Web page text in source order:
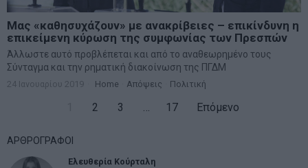
Μας «καθησυχάζουν» με ανακρίβειες – επικίνδυνη η
επικείμενη κύρωση της συμφωνίας των Πρεσπών
Άλλωστε αυτό προβλέπεται και από το αναθεωρημένο τους
Σύνταγμα και την ρηματική διακοίνωση της ΠΓΔΜ
24 Ιανουαρίου 2019 Home Απόψεις Πολιτική
2 3 … 17 Επόμενο
ΑΡΘΡΟΓΡΑΦΟΙ
Ελευθερία Κούρταλη